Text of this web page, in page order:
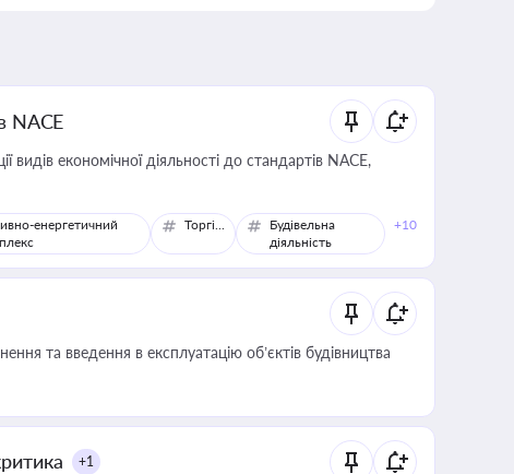
NACE
видів економічної діяльності до стандартів NACE,
енергетичний
Торгівля
Будівельна
діяльність
+10
та введення в експлуатацію об’єктів будівництва
+1